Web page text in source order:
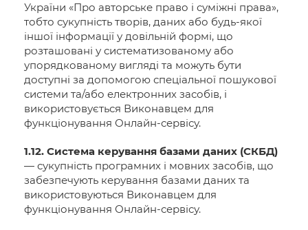
України «Про авторське право і суміжні права»,
тобто сукупність творів, даних або будь-якої
іншої інформації у довільній формі, що
розташовані у систематизованому або
упорядкованому вигляді та можуть бути
доступні за допомогою спеціальної пошукової
системи та/або електронних засобів, і
використовується Виконавцем для
функціонування Онлайн-сервісу.
1.12. Система керування базами даних (СКБД)
— сукупність програмних і мовних засобів, що
забезпечують керування базами даних та
використовуються Виконавцем для
функціонування Онлайн-сервісу.